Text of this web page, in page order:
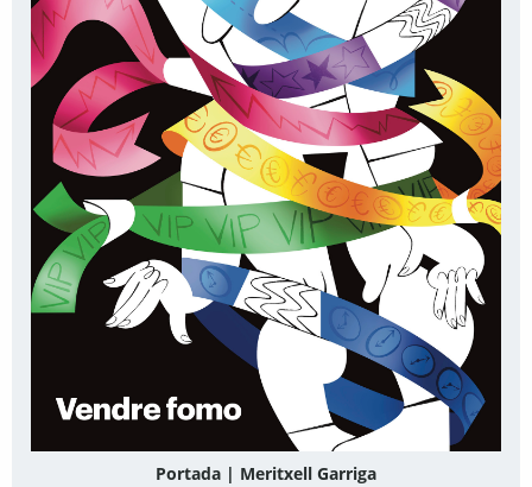
Portada | Meritxell Garriga